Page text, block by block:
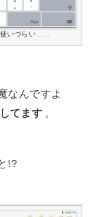
いづらい……
なんですよ
てます 。
!?